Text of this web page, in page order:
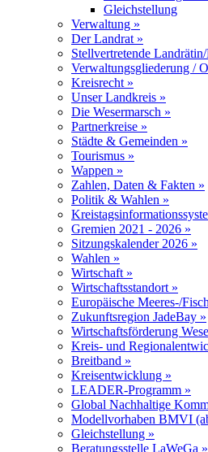
Gleichstellung
Verwaltung »
Der Landrat »
Stellvertretende
Verwaltungsgliederung /
Kreisrecht »
Unser Landkreis »
Die Wesermarsch »
Partnerkreise »
Städte & Gemeinden »
Tourismus »
Wappen »
Zahlen, Daten & Fakten »
Politik & Wahlen »
Gremien 2021 - 2026 »
Sitzungskalender 2026 »
Wahlen »
Wirtschaft »
Wirtschaftsstandort »
Europäische Meeres-/
Zukunftsregion JadeBay »
Wirtschaftsförderung
Kreis- und
Breitband »
Kreisentwicklung »
LEADER-Programm »
Global Nachhaltige
Modellvorhaben BMVI
Gleichstellung »
Beratungsstelle LaWeGa »